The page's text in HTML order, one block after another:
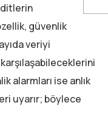
güvenlik
veriyi
alarmları ise anlık
uyarır; böylece